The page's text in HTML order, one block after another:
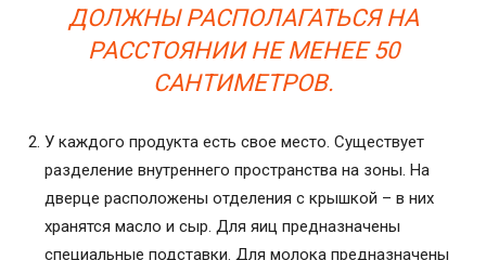
ДОЛЖНЫ РАСПОЛАГАТЬСЯ НА
РАССТОЯНИИ НЕ МЕНЕЕ 50
САНТИМЕТРОВ.
У каждого продукта есть свое место. Существует
разделение внутреннего пространства на зоны. На
дверце расположены отделения с крышкой – в них
хранятся масло и сыр. Для яиц предназначены
специальные подставки. Для молока предназначены